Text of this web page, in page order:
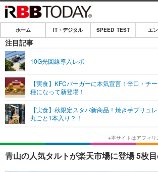
ホーム
IT・デジタル
ネタ
ショッピング
SPEED TEST
エンタメ
エンタメTOP
音楽
ライフ
ライフTOP
ペット シ
リリース一覧
ホーム IT・デジタル SPEED TEST エ
注目記事
10G光回線導入レポ
【実食】KFCバーガーに本気宣言！辛口・チ
種になって新登場！
【実食】秋限定スタバ新商品！焼き芋ブリュ
丸ごと1本入り？！
青山の人気タルトが楽天市場に登場 5枚